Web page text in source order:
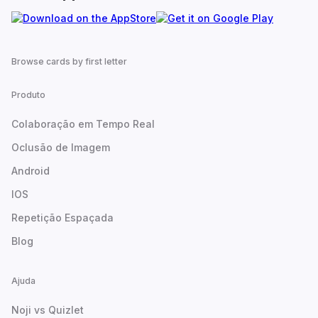
Browse cards by first letter
Produto
Colaboração em Tempo Real
Oclusão de Imagem
Android
IOS
Repetição Espaçada
Blog
Ajuda
Noji vs Quizlet